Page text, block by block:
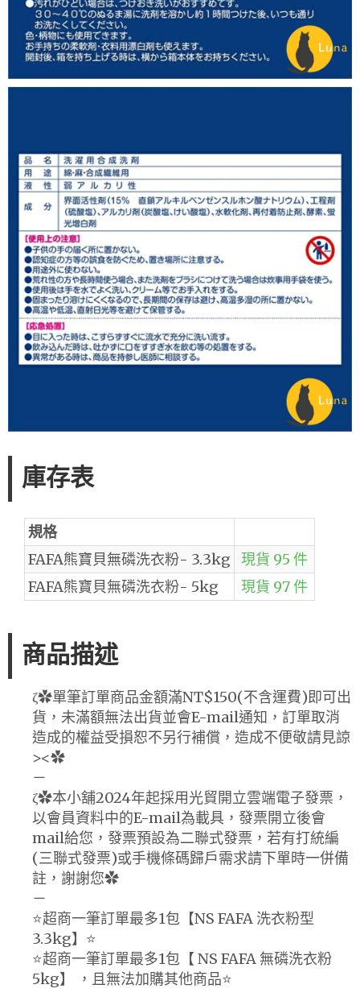
庫存表
規格
FAFA熊寶貝無磷洗衣粉- 3.3kg
現貨 95 件
FAFA熊寶貝無磷洗衣粉- 5kg
現貨 97 件
商品描述
ζ✿單筆訂單商品金額滿NT$150(不含運費)即可出
貨，未滿額無法出貨並會E-mail通知，訂單取消
造成的權益受損恕不另行補償，造成不便敬請見諒
><✿
－
ζ✿本小舖2024年起採用光貿開立雲端電子發票，
以會員資料中的E-mail為載具，發票開立後會
mail給您，發票預設為二聯式發票，若有打統編
(三聯式發票)或手機條碼歸戶需求請下單時一併備
註，謝謝您✿
－
⭐️超商一筆訂單最多1包【NS FAFA 洗衣粉型
3.3kg】⭐️
⭐️超商一筆訂單最多1包【 NS FAFA 無磷洗衣粉
5kg】 ，且無法加購其他商品⭐️